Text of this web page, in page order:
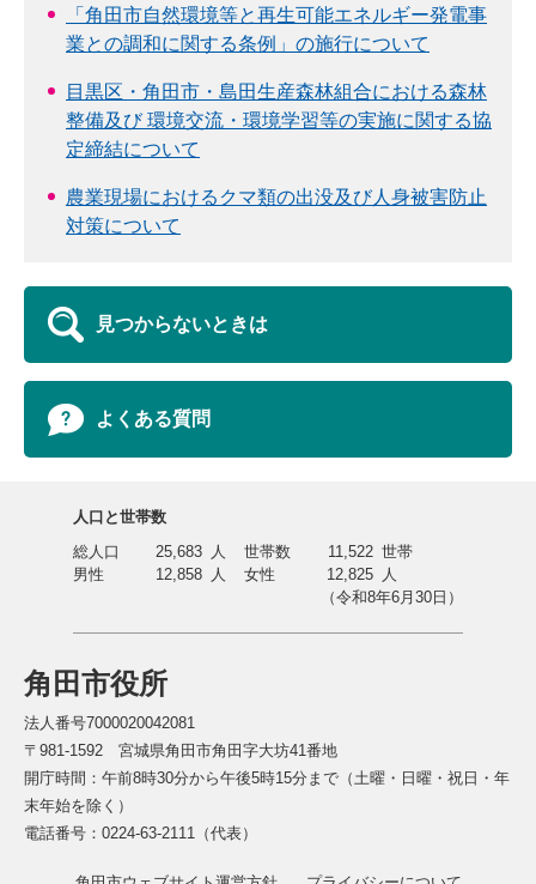
「角田市自然環境等と再生可能エネルギー発電事
業との調和に関する条例」の施行について
目黒区・角田市・島田生産森林組合における森林
整備及び 環境交流・環境学習等の実施に関する協
定締結について
農業現場におけるクマ類の出没及び人身被害防止
対策について
見つからないときは
よくある質問
角田市役所
法人番号7000020042081
〒981-1592 宮城県角田市角田字大坊41番地
開庁時間：午前8時30分から午後5時15分まで（土曜・日曜・祝日・年
末年始を除く）
電話番号：0224-63-2111（代表）
人口と世帯数
総人口
25,683 人 世帯数 11,522 世帯
男性
12,858 人 女性 12,825
人
（令和8年6月30日）